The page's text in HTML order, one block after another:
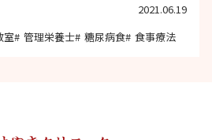
2021.06.19
室 管理栄養士 糖尿病食 食事療法